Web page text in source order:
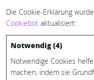
Die Cookie-Erklärung
Cookiebot aktualisiert:
Notwendig (4)
Notwendige Cookies
machen, indem sie